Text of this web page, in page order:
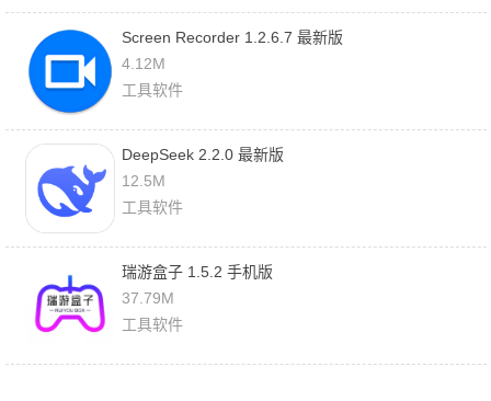
Screen Recorder 1.2.6.7 最新版
4.12M
工具软件
DeepSeek 2.2.0 最新版
12.5M
工具软件
瑞游盒子 1.5.2 手机版
37.79M
工具软件